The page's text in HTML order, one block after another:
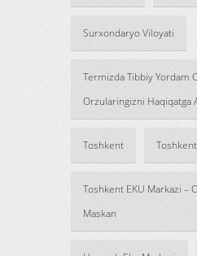
Surxondaryo Viloyati
Termizda Tibbiy Yordam
Orzularingizni Haqiqatga
Toshkent
Toshkent EKU Markazi –
Maskan